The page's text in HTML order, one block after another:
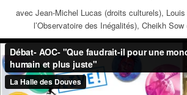
avec Jean-Michel Lucas (droits culturels),
l’Observatoire des Inégalités), Cheikh Sow